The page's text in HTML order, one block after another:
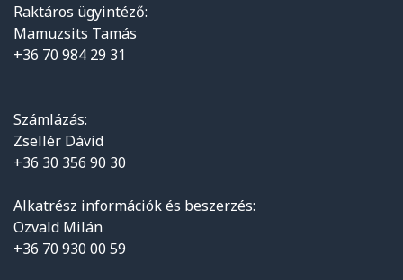
Raktáros ügyintéző:
Mamuzsits Tamás
+36 70 984 29 31
Számlázás:
Zsellér Dávid
+36 30 356 90 30
Alkatrész információk és beszerzés:
Ozvald Milán
+36 70 930 00 59